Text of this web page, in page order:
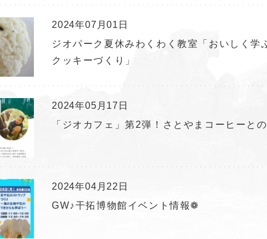
2024年07月01日
ジオパーク夏休みわくわく教室「おいしく
クッキーづくり」
2024年05月17日
「ジオカフェ」第2弾！さとやまコーヒーと
2024年04月22日
GW♪干拓博物館イベント情報❁